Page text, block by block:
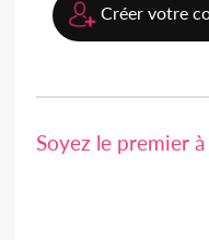
Créer votre
Soyez le premier